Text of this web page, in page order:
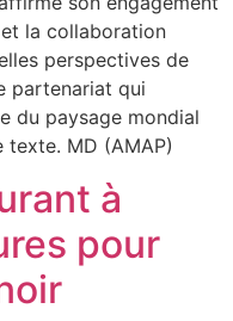
la collaboration
perspectives de
partenariat qui
du paysage mondial
MD (AMAP)
à
pour